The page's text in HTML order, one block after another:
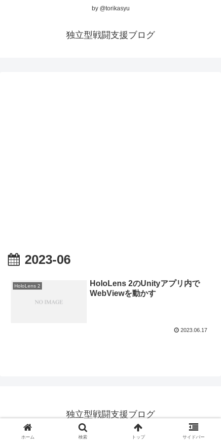
by @torikasyu
独立型戦闘支援ブログ
2023-06
HoloLens 2
HoloLens 2のUnityアプリ内で
WebViewを動かす
2023.06.17
独立型戦闘支援ブログ
© 2012 独立型戦闘支援ブログ.
ホーム 検索 トップ サイドバー